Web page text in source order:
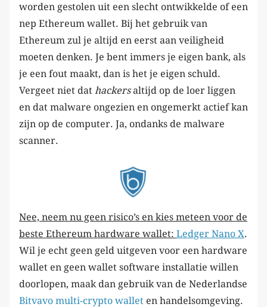
worden gestolen uit een slecht ontwikkelde of een
nep Ethereum wallet. Bij het gebruik van
Ethereum zul je altijd en eerst aan veiligheid
moeten denken. Je bent immers je eigen bank, als
je een fout maakt, dan is het je eigen schuld.
Vergeet niet dat hackersaltijd op de loer liggen
en dat malware ongezien en ongemerkt actief kan
zijn op de computer. Ja, ondanks de malware
scanner.
Nee, neem nu geen risico’s en kies meteen voor de
beste Ethereum hardware wallet: Ledger Nano X.
Wil je echt geen geld uitgeven voor een hardware
wallet en geen wallet software installatie willen
doorlopen, maak dan gebruik van de Nederlandse
Bitvavo multi-crypto wallet en handelsomgeving.